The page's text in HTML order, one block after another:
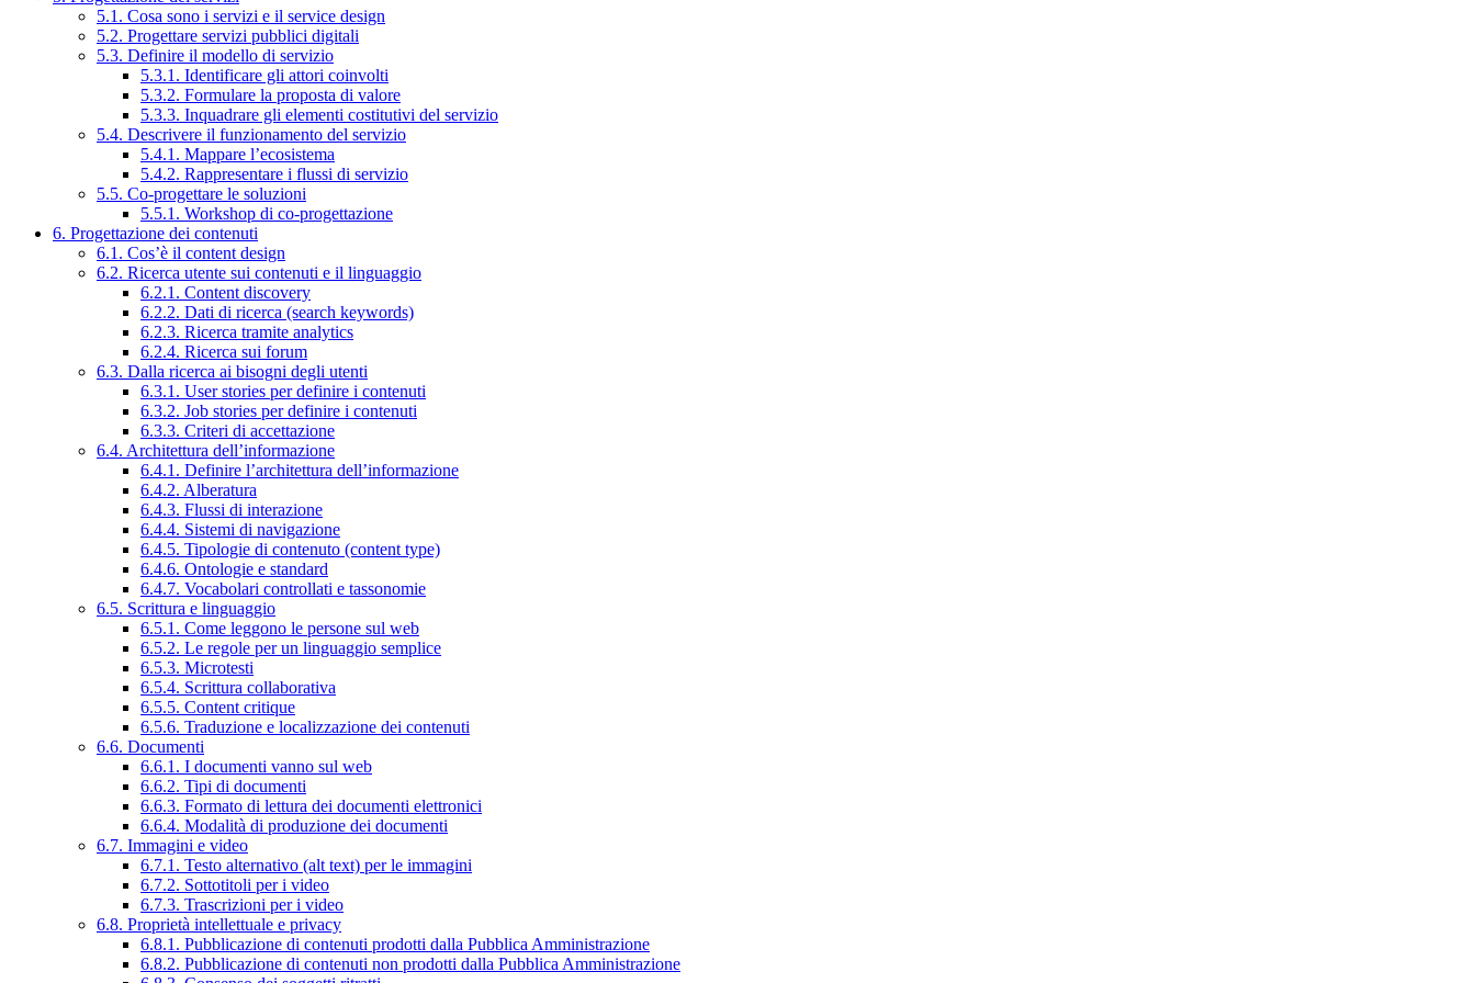
5.1. Cosa sono i servizi e il service design
5.2. Progettare servizi pubblici digitali
5.3. Definire il modello di servizio
5.3.1. Identificare gli attori coinvolti
5.3.2. Formulare la proposta di valore
5.3.3. Inquadrare gli elementi costitutivi del servizio
5.4. Descrivere il funzionamento del servizio
5.4.1. Mappare l’ecosistema
5.4.2. Rappresentare i flussi di servizio
5.5. Co-progettare le soluzioni
5.5.1. Workshop di co-progettazione
6. Progettazione dei contenuti
6.1. Cos’è il content design
6.2. Ricerca utente sui contenuti e il linguaggio
6.2.1. Content discovery
6.2.2. Dati di ricerca (search keywords)
6.2.3. Ricerca tramite analytics
6.2.4. Ricerca sui forum
6.3. Dalla ricerca ai bisogni degli utenti
6.3.1. User stories per definire i contenuti
6.3.2. Job stories per definire i contenuti
6.3.3. Criteri di accettazione
6.4. Architettura dell’informazione
6.4.1. Definire l’architettura dell’informazione
6.4.2. Alberatura
6.4.3. Flussi di interazione
6.4.4. Sistemi di navigazione
6.4.5. Tipologie di contenuto (content type)
6.4.6. Ontologie e standard
6.4.7. Vocabolari controllati e tassonomie
6.5. Scrittura e linguaggio
6.5.1. Come leggono le persone sul web
6.5.2. Le regole per un linguaggio semplice
6.5.3. Microtesti
6.5.4. Scrittura collaborativa
6.5.5. Content critique
6.5.6. Traduzione e localizzazione dei contenuti
6.6. Documenti
6.6.1. I documenti vanno sul web
6.6.2. Tipi di documenti
6.6.3. Formato di lettura dei documenti elettronici
6.6.4. Modalità di produzione dei documenti
6.7. Immagini e video
6.7.1. Testo alternativo (alt text) per le immagini
6.7.2. Sottotitoli per i video
6.7.3. Trascrizioni per i video
6.8. Proprietà intellettuale e privacy
6.8.1. Pubblicazione di contenuti prodotti dalla Pubblica Amministrazione
6.8.2. Pubblicazione di contenuti non prodotti dalla Pubblica Amministrazione